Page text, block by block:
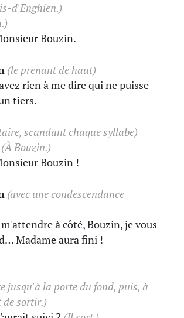
d'Enghien.)
Bouzin.
(le prenant de haut)
rien à me dire qui ne puisse
tiers.
scandant chaque syllabe)
(À Bouzin.)
Bouzin !
(avec une condescendance
à côté, Bouzin, je vous
Madame aura fini !
jusqu'à la porte du fond, puis, à
de sortir.)